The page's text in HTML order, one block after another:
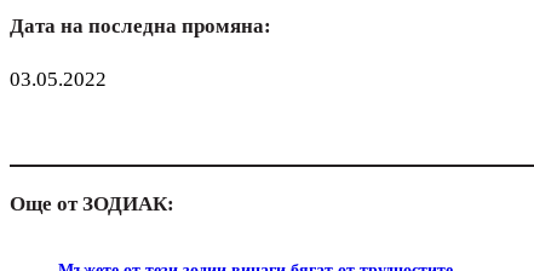
Дата на последна промяна:
03.05.2022
Още от ЗОДИАК: